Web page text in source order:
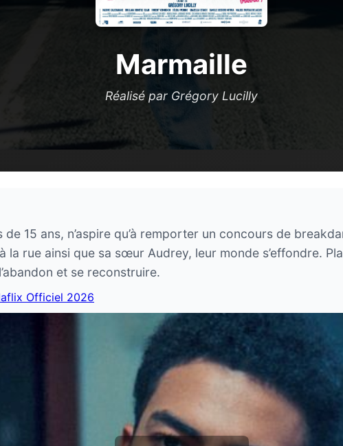
Marmaille
Réalisé par Grégory Lucilly
15 ans, n’aspire qu’à remporter un concours de
la rue ainsi que sa sœur Audrey, leur monde s’effondre.
et se reconstruire.
Officiel 2026